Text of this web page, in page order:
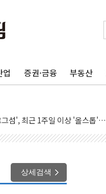
업 증권·금융 부동산
방위협정' 체결… 이스라엘·이
검토…"이르면 다음 주"
섬', 최근 1주일 이상 '올스톱
…시장은 "또 개입했나" 촉각
에 금리 인상 우려 후퇴…나스닥
소 '쇼크'…9월 금리 인상 기대
상세검색